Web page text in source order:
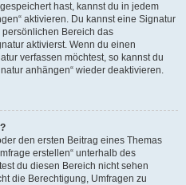
hast, kannst du in jedem
aktivieren. Du kannst eine Signatur
Bereich das
aktivierst. Wenn du einen
verfassen möchtest, so kannst du
anhängen“ wieder deaktivieren.
den ersten Beitrag eines Themas
erstellen“ unterhalb des
du diesen Bereich nicht sehen
die Berechtigung, Umfragen zu